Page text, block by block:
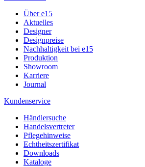
Über e15
Aktuelles
Designer
Designpreise
Nachhaltigkeit bei e15
Produktion
Showroom
Karriere
Journal
Kundenservice
Händlersuche
Handelsvertreter
Pflegehinweise
Echtheitszertifikat
Downloads
Kataloge